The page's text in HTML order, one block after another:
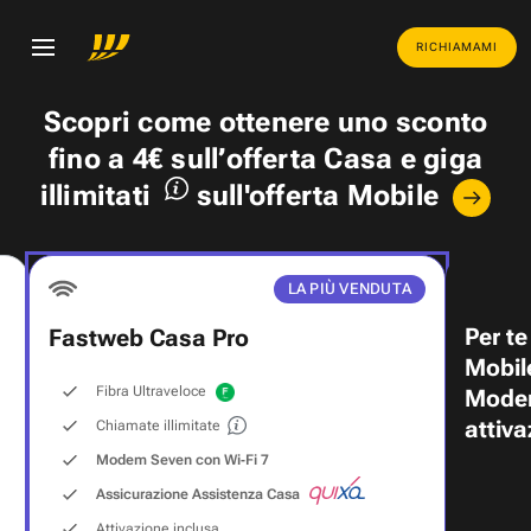
RICHIAMAMI
Scopri come ottenere uno sconto
fino a 4€ sull’offerta Casa egiga
illimitati
sull'offerta Mobile
LA PIÙ VENDUTA
Fastweb Casa Pro
Fibra Ultraveloce
Chiamate illimitate
Modem Seven con Wi‑Fi 7
Assicurazione Assistenza Casa
Per